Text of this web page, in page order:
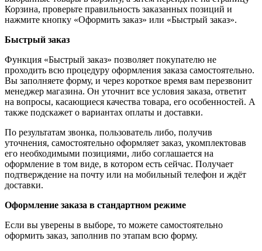
Корзина, проверьте правильность заказанных позиций и
нажмите кнопку «Оформить заказ» или «Быстрый заказ».
Быстрый заказ
Функция «Быстрый заказ» позволяет покупателю не
проходить всю процедуру оформления заказа самостоятельно.
Вы заполняете форму, и через короткое время вам перезвонит
менеджер магазина. Он уточнит все условия заказа, ответит
на вопросы, касающиеся качества товара, его особенностей. А
также подскажет о вариантах оплаты и доставки.
По результатам звонка, пользователь либо, получив
уточнения, самостоятельно оформляет заказ, укомплектовав
его необходимыми позициями, либо соглашается на
оформление в том виде, в котором есть сейчас. Получает
подтверждение на почту или на мобильный телефон и ждёт
доставки.
Оформление заказа в стандартном режиме
Если вы уверены в выборе, то можете самостоятельно
оформить заказ, заполнив по этапам всю форму.